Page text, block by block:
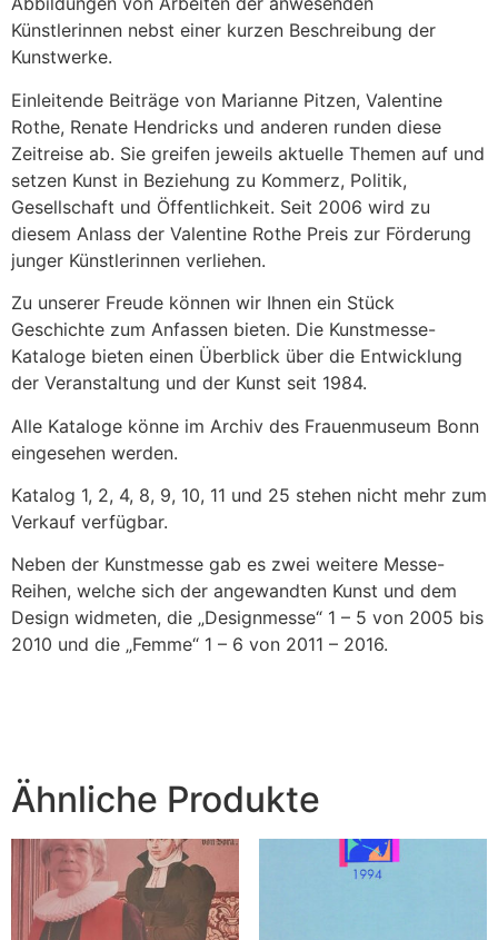
Künstlerinnen nebst einer kurzen Beschreibung der
Kunstwerke.
Einleitende Beiträge von Marianne Pitzen, Valentine
Rothe, Renate Hendricks und anderen runden diese
Zeitreise ab. Sie greifen jeweils aktuelle Themen auf und
setzen Kunst in Beziehung zu Kommerz, Politik,
Gesellschaft und Öffentlichkeit. Seit 2006 wird zu
diesem Anlass der Valentine Rothe Preis zur Förderung
junger Künstlerinnen verliehen.
Zu unserer Freude können wir Ihnen ein Stück
Geschichte zum Anfassen bieten. Die Kunstmesse-
Kataloge bieten einen Überblick über die Entwicklung
der Veranstaltung und der Kunst seit 1984.
Alle Kataloge könne im Archiv des Frauenmuseum Bonn
eingesehen werden.
Katalog 1, 2, 4, 8, 9, 10, 11 und 25 stehen nicht mehr zum
Verkauf verfügbar.
Neben der Kunstmesse gab es zwei weitere Messe-
Reihen, welche sich der angewandten Kunst und dem
Design widmeten, die „Designmesse“ 1 – 5 von 2005 bis
2010 und die „Femme“ 1 – 6 von 2011 – 2016.
Ähnliche Produkte